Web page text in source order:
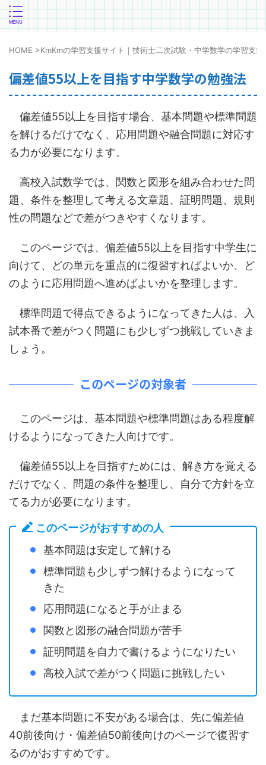
HOME >KmKmの学習支援サイト｜技術士二次試験・中学数学の学習支援
偏差値55以上を目指す中学数学の勉強法
偏差値55以上を目指す場合、基本問題や標準問題
を解けるだけでなく、応用問題や融合問題に対応す
る力が必要になります。
高校入試数学では、関数と図形を組み合わせた問
題、条件を整理して考える文章題、証明問題、規則
性の問題などで差がつきやすくなります。
このページでは、偏差値55以上を目指す中学生に
向けて、どの単元を重点的に復習すればよいか、ど
のように応用問題へ進めばよいかを整理します。
標準問題で得点できるようになってきた人は、入
試本番で差がつく問題にも少しずつ挑戦していきま
しょう。
このページの対象者
このページは、基本問題や標準問題はある程度解
けるようになってきた人向けです。
偏差値55以上を目指すためには、解き方を覚える
だけでなく、問題の条件を整理し、自分で方針を立
てる力が必要になります。
このページがおすすめの人
基本問題は安定して解ける
標準問題も少しずつ解けるようになって
きた
応用問題になると手が止まる
関数と図形の融合問題が苦手
証明問題を自力で書けるようになりたい
高校入試で差がつく問題に挑戦したい
まだ基本問題に不安がある場合は、先に偏差値
40前後向け・偏差値50前後向けのページで復習す
るのがおすすめです。